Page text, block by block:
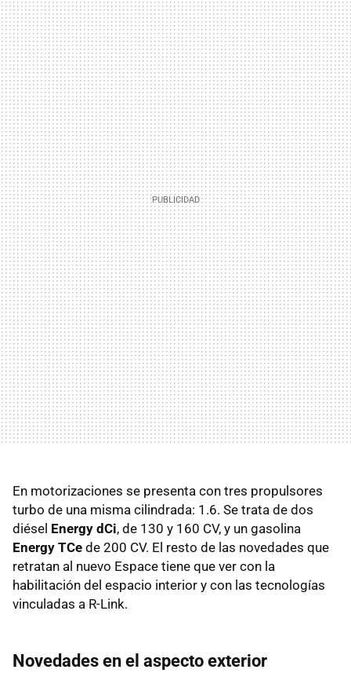
En motorizaciones se presenta con tres propulsores
turbo de una misma cilindrada: 1.6. Se trata de dos
diésel Energy dCi, de 130 y 160 CV, y un gasolina
Energy TCe de 200 CV. El resto de las novedades que
retratan al nuevo Espace tiene que ver con la
habilitación del espacio interior y con las tecnologías
vinculadas a R-Link.
Novedades en el aspecto exterior